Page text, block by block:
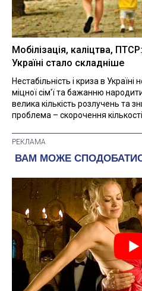
Мобілізація, каліцтва,
Україні стало складніше
Нестабільність і криза в
міцної сім'ї та бажанню
велика кількість розлучень та
проблема – скорочення кількості